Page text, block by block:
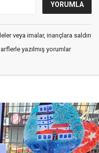
veya imalar, inançlara saldırı
yazılmış yorumlar